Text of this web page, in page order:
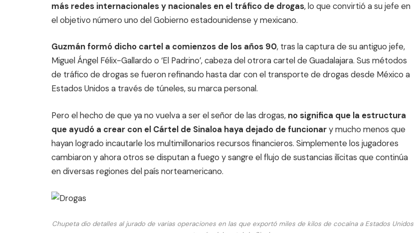
más redes internacionales y nacionales en el tráfico de drogas, lo que convirtió a su jefe en
el objetivo número uno del Gobierno estadounidense y mexicano.
Guzmán formó dicho cartel a comienzos de los años 90, tras la captura de su antiguo jefe,
Miguel Ángel Félix-Gallardo o ‘El Padrino’, cabeza del otrora cartel de Guadalajara. Sus métodos
de tráfico de drogas se fueron refinando hasta dar con el transporte de drogas desde México a
Estados Unidos a través de túneles, su marca personal.
Pero el hecho de que ya no vuelva a ser el señor de las drogas, no significa que la estructura
que ayudó a crear con el Cártel de Sinaloa haya dejado de funcionary mucho menos que
hayan logrado incautarle los multimillonarios recursos financieros. Simplemente los jugadores
cambiaron y ahora otros se disputan a fuego y sangre el flujo de sustancias ilícitas que continúa
en diversas regiones del país norteamericano.
Chupeta dio detalles al jurado de varias operaciones en las que exportó miles de kilos de cocaína a Estados Unidos